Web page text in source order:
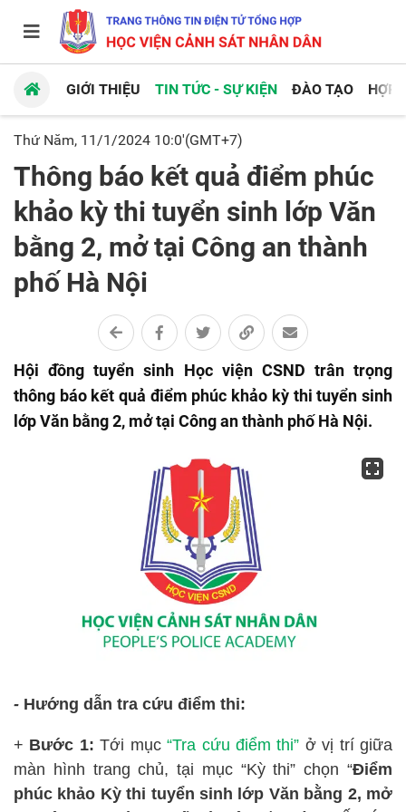
GIỚI THIỆU TIN TỨC - SỰ KIỆN ĐÀO TẠO HỢP
Thứ Năm, 11/1/2024 10:0'(GMT+7)
Thông báo kết quả điểm phúc
khảo kỳ thi tuyển sinh lớp Văn
bằng 2, mở tại Công an thành
phố Hà Nội
Hội đồng tuyển sinh Học viện CSND trân trọng
thông báo kết quả điểm phúc khảo kỳ thi tuyển sinh
lớp Văn bằng 2, mở tại Công an thành phố Hà Nội.
- Hướng dẫn tra cứu điểm thi:
+ Bước 1: Tới mục“Tra cứu điểm thi” ở vị trí giữa
màn hình trang chủ, tại mục “Kỳ thi” chọn “Điểm
phúc khảo Kỳ thi tuyển sinh lớp Văn bằng 2, mở